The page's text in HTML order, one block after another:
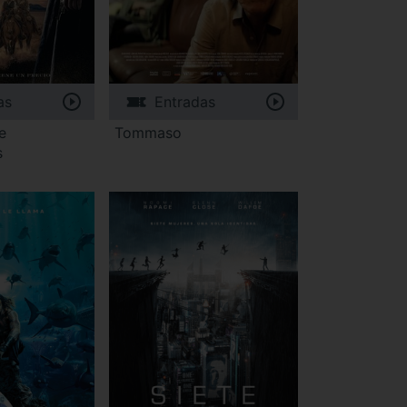
Entradas
Tommaso